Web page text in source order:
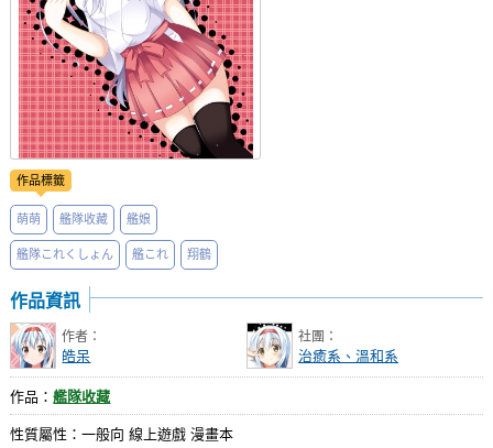
作品標籤
萌萌 艦隊收藏 艦娘
艦隊これくしょん 艦これ 翔鶴
作品資訊
作者：
皓呆
社團：
治癒系、溫和系
作品：艦隊收藏
性質屬性：一般向 線上遊戲 漫畫本